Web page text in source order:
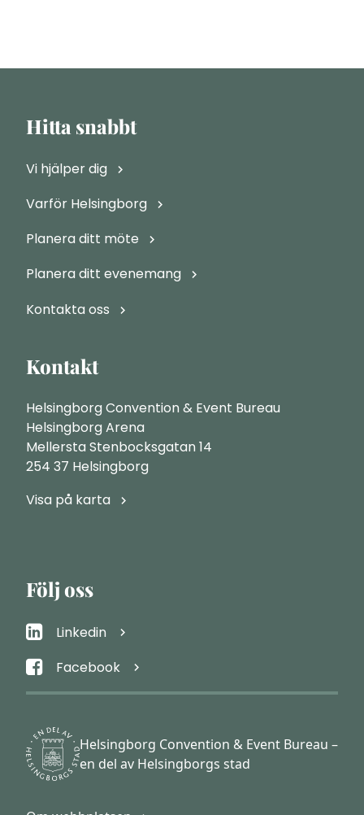
Hitta snabbt
Vi hjälper dig
Varför Helsingborg
Planera ditt möte
Planera ditt evenemang
Kontakta oss
Kontakt
Helsingborg Convention & Event Bureau
Helsingborg Arena
Mellersta Stenbocksgatan 14
254 37 Helsingborg
Visa på karta
Följ oss
Linkedin
Facebook
Helsingborg Convention & Event Bureau –
en del av Helsingborgs stad